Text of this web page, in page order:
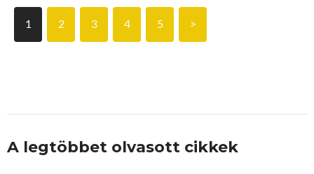
1 2 3 4 5 >
A legtöbbet olvasott cikkek